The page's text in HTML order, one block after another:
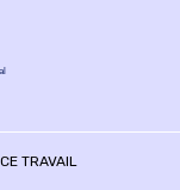
TRAVAIL